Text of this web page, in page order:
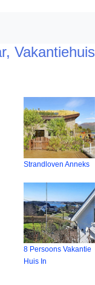
Vakantiehuis
Strandloven Anneks
8 Persoons Vakantie
Huis In